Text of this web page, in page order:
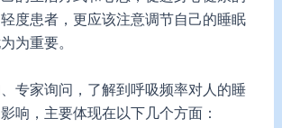
度患者，更应该注意调节自己的睡眠
为重要。
专家询问，了解到呼吸频率对人的睡
响，主要体现在以下几个方面：